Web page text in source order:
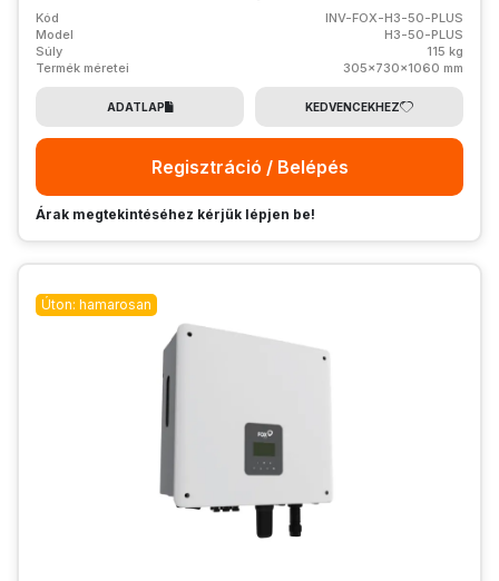
Kód
INV-FOX-H3-50-PLUS
Model
H3-50-PLUS
Súly
115 kg
Termék méretei
305x730x1060 mm
ADATLAP KEDVENCEKHEZ
Regisztráció / Belépés
Árak megtekintéséhez kérjük lépjen be!
Úton: hamarosan